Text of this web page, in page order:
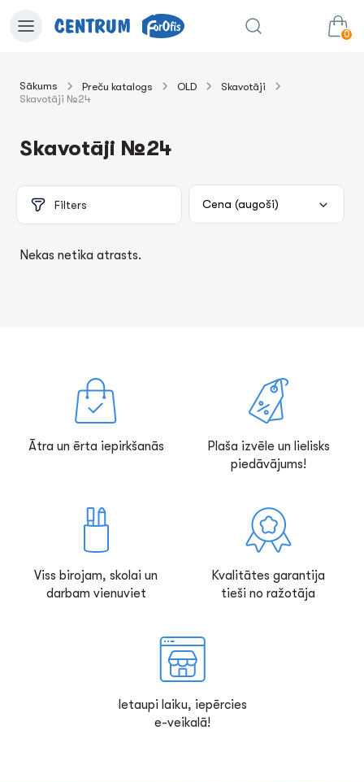
0
Sākums Preču katalogs OLD
Skavotāji
Skavotāji №24
Skavotāji №24
Filters
Nekas netika atrasts.
Ātra un ērta iepirkšanās
Plaša izvēle un lielisks
piedāvājums!
Viss birojam, skolai un
darbam vienuviet
Kvalitātes garantija
tieši no ražotāja
Ietaupi laiku, iepērcies
e-veikalā!